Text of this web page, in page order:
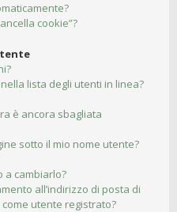
cookie”?
lista degli utenti in linea?
è ancora sbagliata
sotto il mio nome utente?
a cambiarlo?
all’indirizzo di posta di
utente registrato?